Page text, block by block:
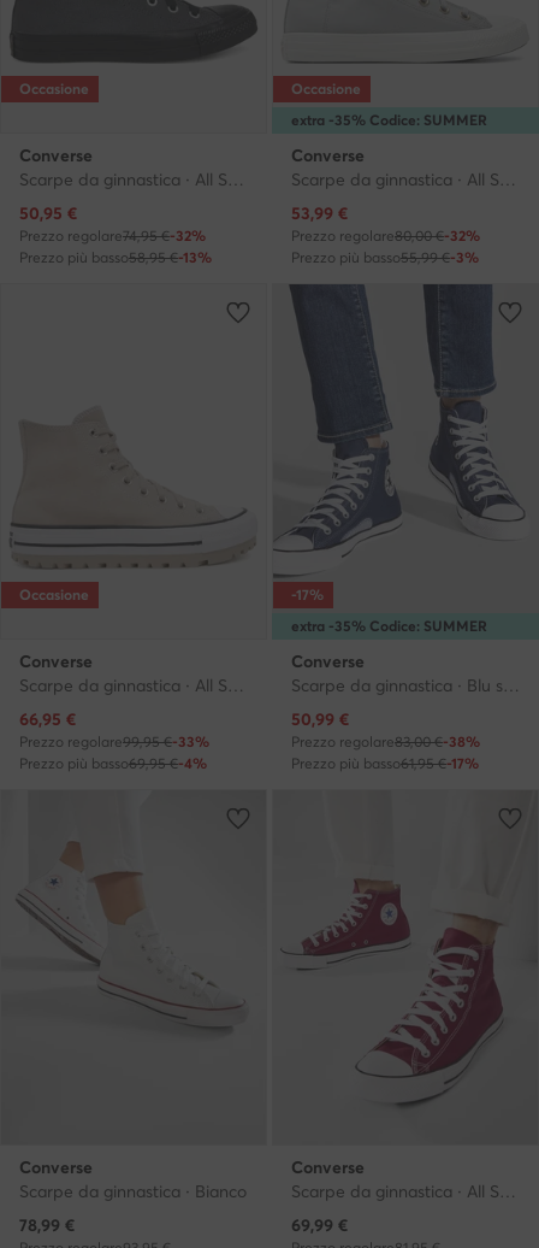
Occasione
Converse
Scarpe da ginnastica · All Star · Nero
Prezzo attuale
50,95 €
Prezzo regolare74,95 €-32%
Prezzo più basso58,95 €-13%
extra -35% Codice: SUMMER
Occasione
Converse
Scarpe da ginnastica · All Star · Grigio
Prezzo attuale
53,99 €
Prezzo regolare80,00 €-32%
Prezzo più basso55,99 €-3%
Occasione
Converse
Scarpe da ginnastica · All Star · Beige
Prezzo attuale
66,95 €
Prezzo regolare99,95 €-33%
Prezzo più basso69,95 €-4%
extra -35% Codice: SUMMER
-17%
Converse
Scarpe da ginnastica · Blu scuro
Prezzo attuale
50,99 €
Prezzo regolare83,00 €-38%
Prezzo più basso61,95 €-17%
Converse
Scarpe da ginnastica · Bianco
Prezzo attuale
78,99 €
Converse
Scarpe da ginnastica · All Star · Bordeaux
Prezzo attuale
69,99 €